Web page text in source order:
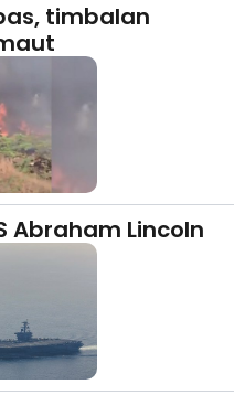
timbalan
Abraham Lincoln